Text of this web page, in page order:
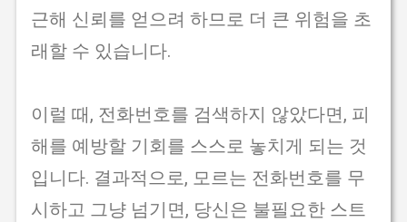
근해 신뢰를 얻으려 하므로 더 큰 위험을 초
래할 수 있습니다.
이럴 때, 전화번호를 검색하지 않았다면, 피
해를 예방할 기회를 스스로 놓치게 되는 것
입니다. 결과적으로, 모르는 전화번호를 무
시하고 그냥 넘기면, 당신은 불필요한 스트